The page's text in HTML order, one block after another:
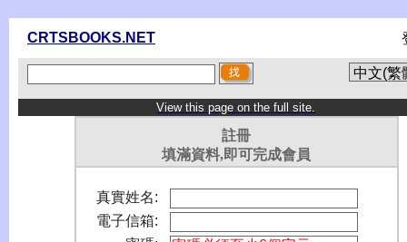
CRTSBOOKS.NET
View this page on the full site.
註冊
填滿資料,即可完成會員
真實姓名:
電子信箱: